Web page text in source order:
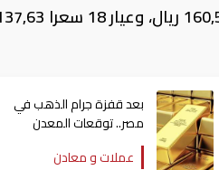
بعد قفزة جرام الذهب في
مصر.. توقعات المعدن
الأصفر للفترة المقبلة
عملات و معادن